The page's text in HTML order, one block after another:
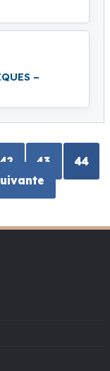
–
42 43
44